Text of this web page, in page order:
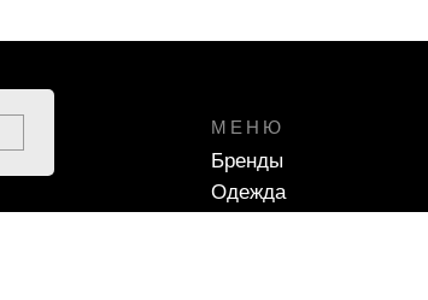
МЕНЮ
Бренды
Одежда